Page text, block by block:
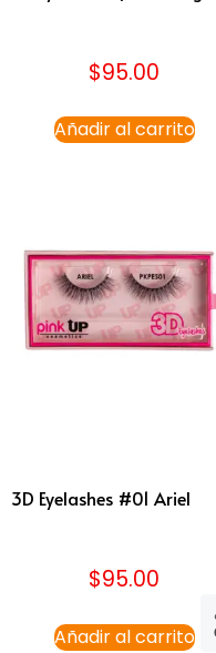
$95.00
Añadir al carrito
3D Eyelashes #01 Ariel
$95.00
Añadir al carrito